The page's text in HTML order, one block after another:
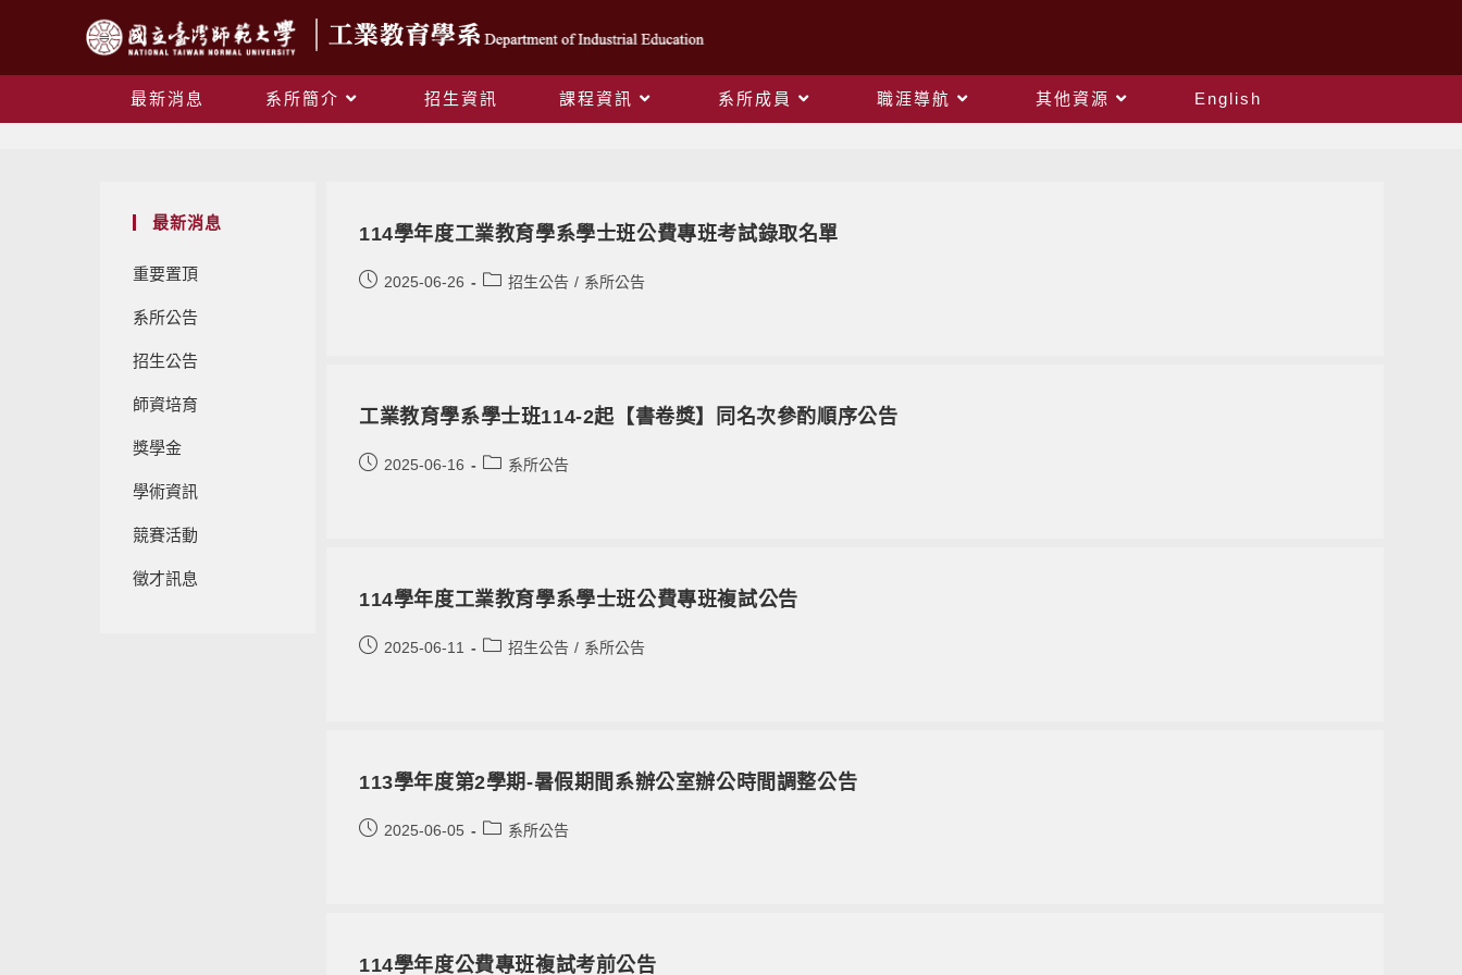
最新消息 系所簡介 招生資訊 課程資訊 系所成員 職涯導航 其他資源
English
最新消息
重要置頂
系所公告
招生公告
師資培育
獎學金
學術資訊
競賽活動
徵才訊息
114學年度工業教育學系學士班公費專班考試錄取名單
2025-06-26 招生公告 / 系所公告
工業教育學系學士班114-2起【書卷獎】同名次參酌順序公告
2025-06-16 系所公告
114學年度工業教育學系學士班公費專班複試公告
2025-06-11 招生公告 / 系所公告
113學年度第2學期-暑假期間系辦公室辦公時間調整公告
2025-06-05 系所公告
114學年度公費專班複試考前公告